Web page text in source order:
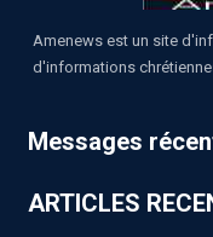
Amenews est un site
d'informations
Messages
ARTICLES